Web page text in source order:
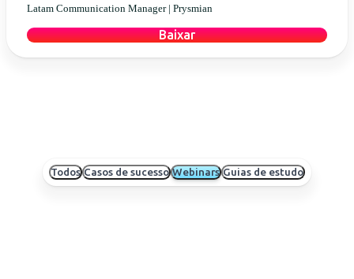
Latam Communication Manager | Prysmian
Baixar
Todos Casos de sucesso Webinars Guias de estudo